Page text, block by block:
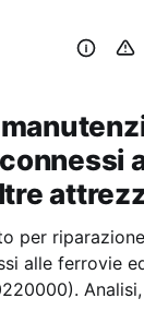
per
alle ferrovie